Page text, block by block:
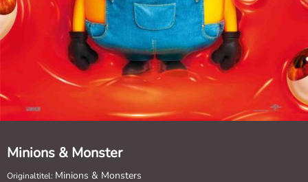
Minions & Monster
Originaltitel: Minions & Monsters